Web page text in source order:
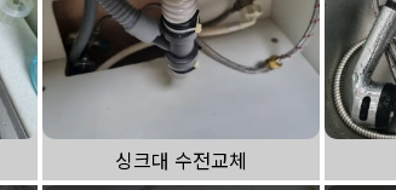
싱크대 수전교체